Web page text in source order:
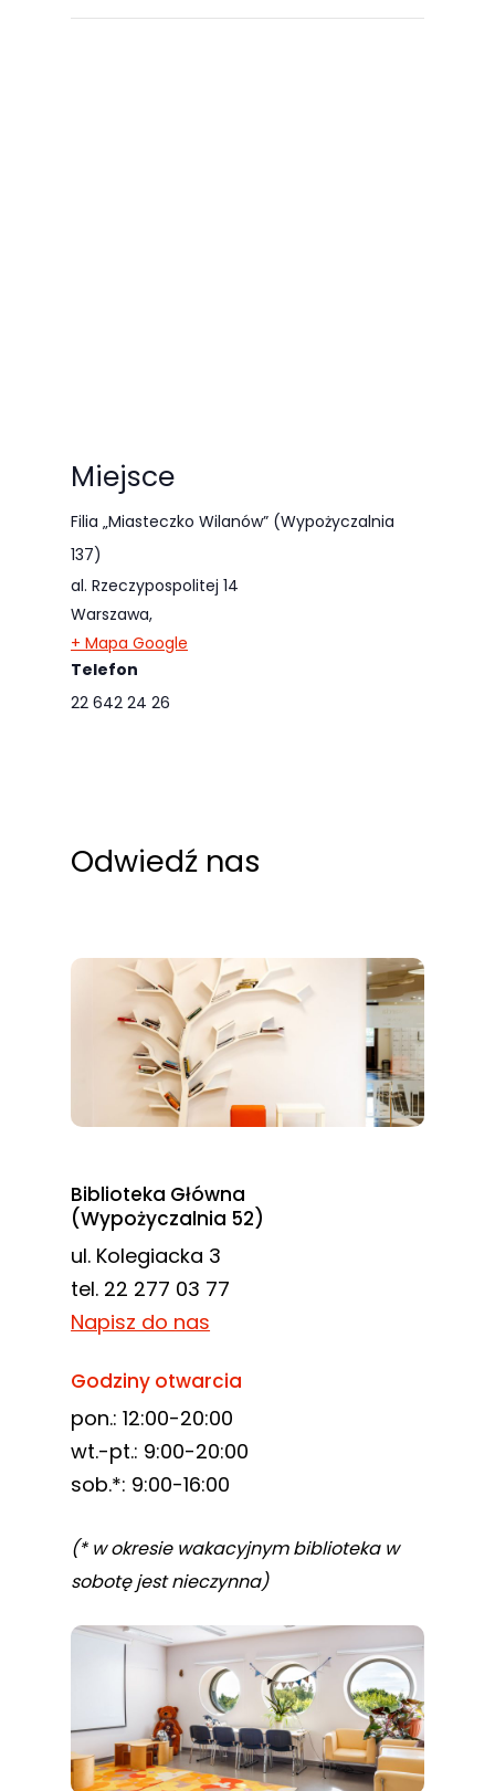
Miejsce
Filia „Miasteczko Wilanów” (Wypożyczalnia
137)
al. Rzeczypospolitej 14
Warszawa,
+ Mapa Google
Telefon
22 642 24 26
Odwiedź nas
Biblioteka Główna
(Wypożyczalnia 52)
ul. Kolegiacka 3
tel. 22 277 03 77
Napisz do nas
Godziny otwarcia
pon.: 12:00-20:00
wt.-pt.: 9:00-20:00
sob.*: 9:00-16:00
(* w okresie wakacyjnym biblioteka w
sobotę jest nieczynna)